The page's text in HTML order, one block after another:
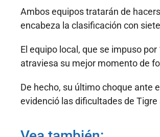
Ambos equipos tratarán de
encabeza la clasificación con
El equipo local, que se impuso
atraviesa su mejor momento de
De hecho, su último choque ante el
evidenció las dificultades de